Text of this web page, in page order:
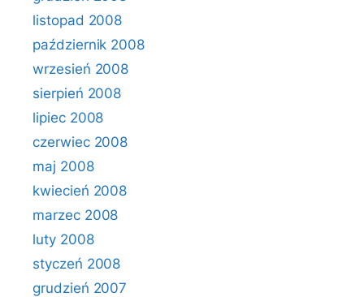
listopad 2008
październik 2008
wrzesień 2008
sierpień 2008
lipiec 2008
czerwiec 2008
maj 2008
kwiecień 2008
marzec 2008
luty 2008
styczeń 2008
grudzień 2007